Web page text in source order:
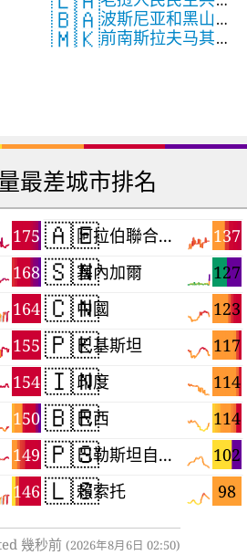
国
🇧🇦波斯尼亚和黑山共
和国
🇲🇰前南斯拉夫马其顿
最差城市排名
175
168
164
155
154
150
149
146
🇦🇪 137
阿拉伯聯合大公國
🇸🇳 127
塞內加爾
🇨🇳 123
中國
🇵🇰 117
巴基斯坦
🇮🇳 114
印度
🇧🇷 114
巴西
🇵🇸 102
巴勒斯坦自治區
🇱🇸 98
賴索托
幾秒前 (2026年8月6日 02:50)